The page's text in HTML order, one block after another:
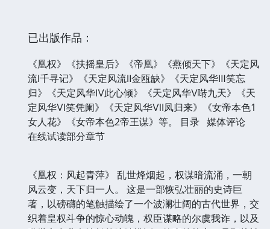
已出版作品：
《凰权》《扶摇皇后》《帝凰》《燕倾天下》《天定风
流Ⅰ千寻记》《天定风流Ⅱ金瓯缺》《天定风华Ⅲ笑忘
归》《天定风华Ⅳ此心倾》《天定风华Ⅴ啭九天》《天
定风华Ⅵ笑凭阑》《天定风华Ⅶ凤归来》《女帝本色1
女人花》《女帝本色2帝王谋》等。
目录 媒体评论
在线试读部分章节
《凰权：风起青萍》 乱世烽烟起，权谋暗流涌，一朝
风云变，天下归一人。 这是一部恢弘壮丽的史诗巨
著，以磅礴的笔触描绘了一个波澜壮阔的古代世界，交
织着皇权斗争的惊心动魄，权臣谋略的尔虞我诈，以及